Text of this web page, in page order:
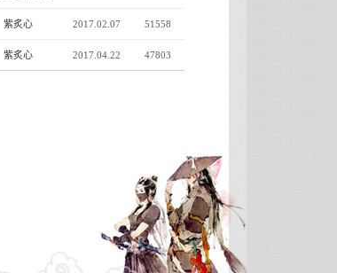
紫炙心 2017.02.07 51558
紫炙心 2017.04.22 47803